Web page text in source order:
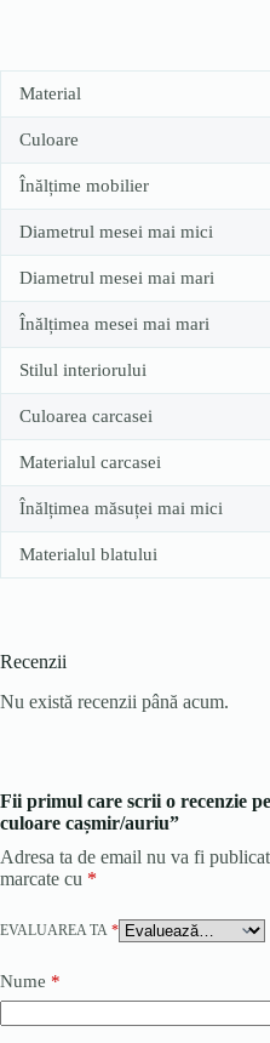
Material
Culoare
Înălțime mobilier
Diametrul mesei mai mici
Diametrul mesei mai mari
Înălțimea mesei mai mari
Stilul interiorului
Culoarea carcasei
Materialul carcasei
Înălțimea măsuței mai mici
Materialul blatului
Recenzii
Nu există recenzii până acum.
Fii primul care scrii o recenzie
culoare cașmir/auriu”
Adresa ta de email nu va fi
marcate cu *
EVALUAREA TA *
Nume *